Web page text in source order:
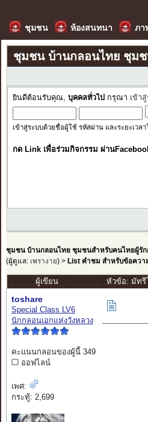
ชุมชน ห้องสนทนา ภา
ชุมชน บ้านกลอนไทย ชุม
ยินดีต้อนรับคุณ, บุคคลทั่วไป กรุณา เข้า
เข้าสู่ระบบด้วยชื่อผู้ใช้ รหัสผ่าน และระยะเวล
กด Link เพื่อร่วมกิจกรรม ผ่าน
ชุมชน บ้านกลอนไทย ชุมชนสำหรับคนไทยผู้รัก
(ผู้ดูแล: เพรางาย) > List คำชม สำหรับข้อควา
ผู้เขียน หัวข้อ: มัทรี
toshare
Special Class LV6
นักกลอนเอกแห่งวังหลวง
คะแนนกลอนของผู้นี้ 349
ออฟไลน์
เพศ:
กระทู้: 2,699